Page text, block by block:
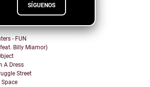
SÍGUENOS
- FUN
Billy Miamor)
A Dress
Street
Space